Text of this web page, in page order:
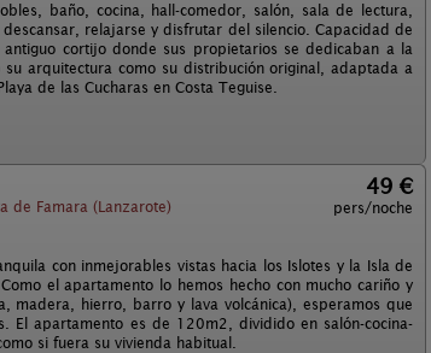
baño, cocina, hall-comedor, salón, sala de lectura,
relajarse y disfrutar del silencio. Capacidad de
cortijo donde sus propietarios se dedicaban a la
arquitectura como su distribución original, adaptada a
de las Cucharas en Costa Teguise.
de Famara (Lanzarote)
49 €
pers/noche
con inmejorables vistas hacia los Islotes y la Isla de
el apartamento lo hemos hecho con mucho cariño y
madera, hierro, barro y lava volcánica), esperamos que
El apartamento es de 120m2, dividido en salón-cocina-
si fuera su vivienda habitual.